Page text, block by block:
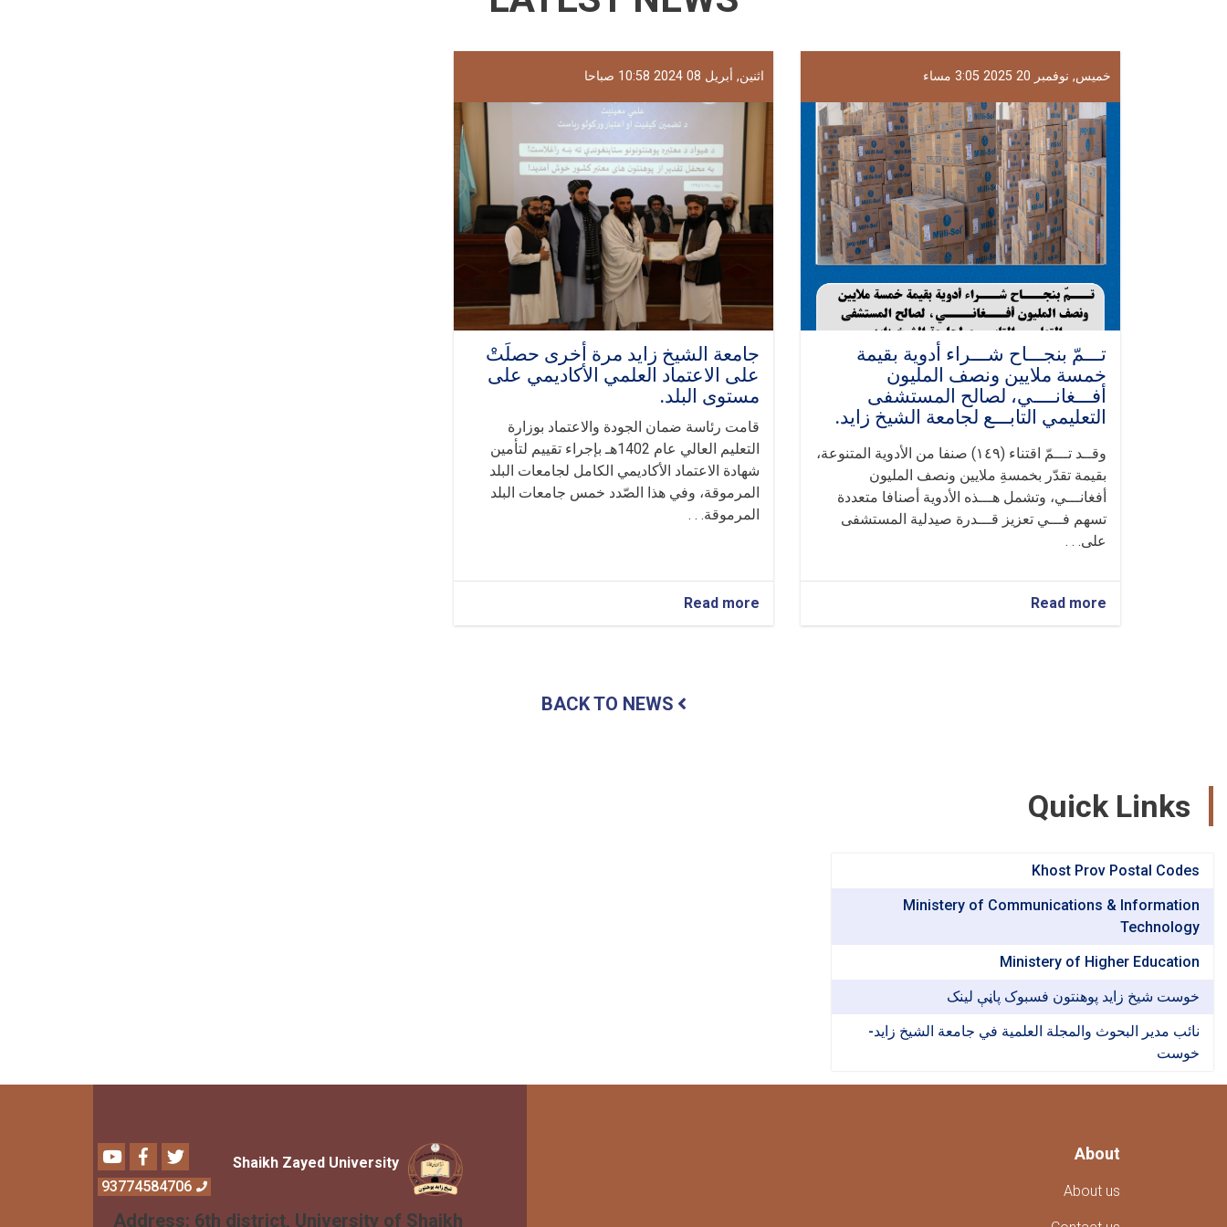
خميس, نوفمبر 20 2025 3:05 مساء
تـــمّ بنجـــاح شـــراء أدوية بقيمة
خمسة ملايين ونصف المليون
أفـــغانــــي، لصالح المستشفى
التعليمي التابـــع لجامعة الشيخ زايد.
وقــد تـــمّ اقتناء (١٤٩) صنفا من الأدوية المتنوعة،
بقيمة تقدّر بخمسةِ ملايين ونصف المليون
أفغانـــي، وتشمل هـــذه الأدوية أصنافا متعددة
تسهم فـــي تعزيز قـــدرة صيدلية المستشفى
على. . .
Read more
تـــمّ
لصالح
زايد.
اثنين, أبريل 08 2024 10:58 صباحا
جامعة الشيخ زايد مرة أخرى حصلَتْ
على الاعتماد العلمي الأكاديمي على
مستوى البلد.
قامت رئاسة ضمان الجودة والاعتماد بوزارة
التعليم العالي عام 1402هـ بإجراء تقييم لتأمين
شهادة الاعتماد الأكاديمي الكامل لجامعات البلد
المرموقة، وفي هذا الصّدد خمس جامعات البلد
المرموقة. . .
Read more
جامعة
أخرى
حصلَتْ
BACK TO NEWS
Quick Links
Khost Prov Postal Codes
Ministery of Communications & Information
Technology
Ministery of Higher Education
خوست شیخ زاید پوهنتون فسبوک پاڼې لینک
نائب مدير البحوث والمجلة العلمية في جامعة الشيخ زايد-
خوست
About
About us
Shaikh Zayed University
YoutubeFacebook
93774584706
Address: 6th district, University of Shaikh